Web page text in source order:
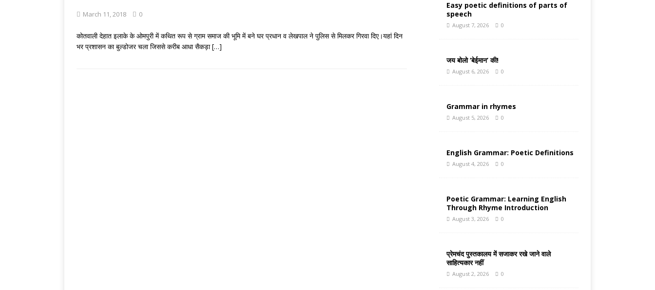
March 11, 2018 0
कोतवाली देहात इलाके के ओमपुरी में कथित रूप से ग्राम समाज की भूमि में बने घर प्रधान व लेखपाल ने पुलिस से मिलकर गिरवा दिए।यहां दिन
भर प्रशासन का बुल्डोजर चला जिससे करीब आधा सैकड़ा[…]
Easy poetic definitions of parts of
speech
August 7, 2026 0
जय बोलो ‘बेईमान’ की!
August 6, 2026 0
Grammar in rhymes
August 5, 2026 0
English Grammar: Poetic Definitions
August 4, 2026 0
Poetic Grammar: Learning English
Through Rhyme Introduction
August 3, 2026 0
प्रेमचंद पुस्तकालय में सजाकर रखे जाने वाले
साहित्यकार नहीं
August 2, 2026 0